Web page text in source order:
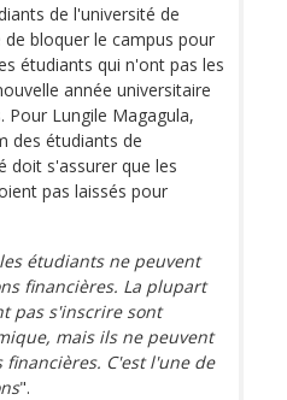
de l'université de
bloquer le campus pour
étudiants qui n'ont pas les
année universitaire
Pour Lungile Magagula,
des étudiants de
doit s'assurer que les
pas laissés pour
étudiants ne peuvent
financières. La plupart
pas s'inscrire sont
mais ils ne peuvent
C'est l'une de
".